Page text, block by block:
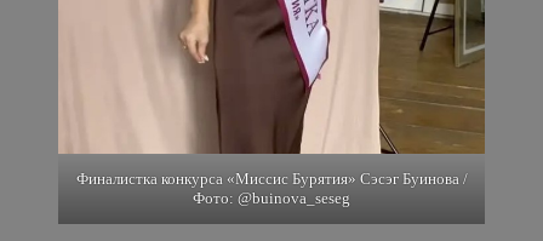
Финалистка конкурса «Миссис Бурятия» Сэсэг Буинова /
Фото: @buinova_seseg